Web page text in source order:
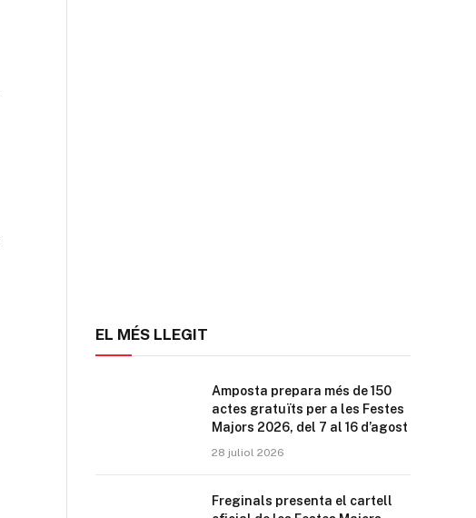
EL MÉS LLEGIT
Amposta prepara més de 150
actes gratuïts per a les Festes
Majors 2026, del 7 al 16 d’agost
28 juliol 2026
Freginals presenta el cartell